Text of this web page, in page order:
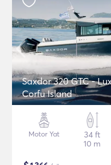
Saxdor 320 GTC -
Corfu Island
Motor Yat
34 ft
10 m